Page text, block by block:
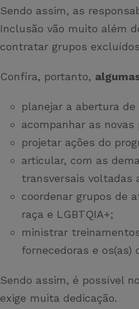
Sendo assim, as
Inclusão vão muito além
contratar grupos
Confira, portanto,
planejar a abertura
acompanhar as
projetar ações do
articular, com as
transversais voltadas
coordenar grupos de
raça e LGBTQIA+;
ministrar
fornecedoras e os(as)
Sendo assim, é possível
exige muita dedicação.